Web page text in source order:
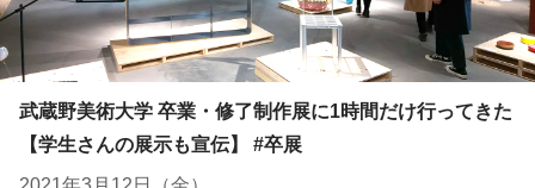
武蔵野美術大学 卒業・修了制作展に1時間だけ行ってきた
【学生さんの展示も宣伝】 #卒展